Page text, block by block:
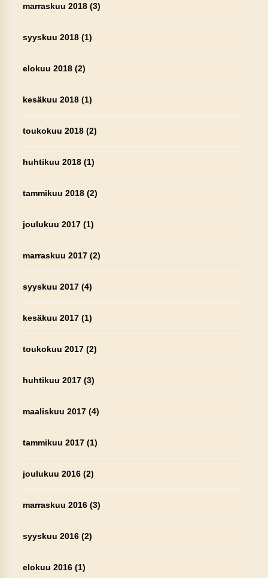
marraskuu 2018(3)
syyskuu 2018(1)
elokuu 2018(2)
kesäkuu 2018(1)
toukokuu 2018(2)
huhtikuu 2018(1)
tammikuu 2018(2)
joulukuu 2017(1)
marraskuu 2017(2)
syyskuu 2017(4)
kesäkuu 2017(1)
toukokuu 2017(2)
huhtikuu 2017(3)
maaliskuu 2017(4)
tammikuu 2017(1)
joulukuu 2016(2)
marraskuu 2016(3)
syyskuu 2016(2)
elokuu 2016(1)